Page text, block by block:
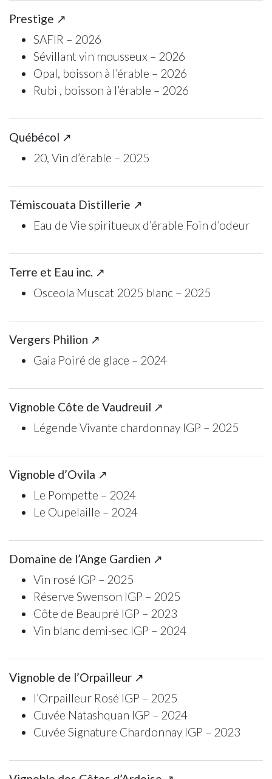
Prestige ↗
SAFIR – 2026
Sévillant vin mousseux – 2026
Opal, boisson à l’érable – 2026
Rubi , boisson à l’érable – 2026
Québécol ↗
20, Vin d’érable – 2025
Témiscouata Distillerie ↗
Eau de Vie spiritueux d’érable Foin d’odeur
Terre et Eau inc. ↗
Osceola Muscat 2025 blanc – 2025
Vergers Philion ↗
Gaia Poiré de glace – 2024
Vignoble Côte de Vaudreuil ↗
Légende Vivante chardonnay IGP – 2025
Vignoble d’Ovila ↗
Le Pompette – 2024
Le Oupelaille – 2024
Domaine de l’Ange Gardien ↗
Vin rosé IGP – 2025
Réserve Swenson IGP – 2025
Côte de Beaupré IGP – 2023
Vin blanc demi-sec IGP – 2024
Vignoble de l’Orpailleur ↗
l’Orpailleur Rosé IGP – 2025
Cuvée Natashquan IGP – 2024
Cuvée Signature Chardonnay IGP – 2023